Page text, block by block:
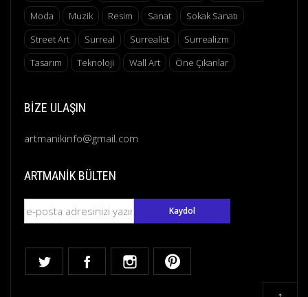
Moda
Muzik Resim Sanat
Sokak Sanatı
Street Art
Surreal Surrealist
Surrealizm
Tasarım
Teknoloji Wall Art Öne Çıkanlar
BIZE ULAŞIN
artmanikinfo@gmail.com
ARTMANIK BÜLTEN